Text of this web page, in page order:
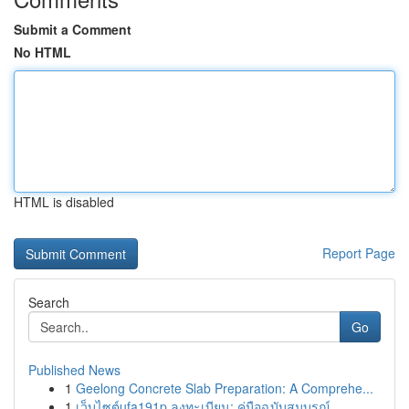
Submit a Comment
No HTML
HTML is disabled
Report Page
Search
Go
Published News
1 Geelong Concrete Slab Preparation: A Comprehe...